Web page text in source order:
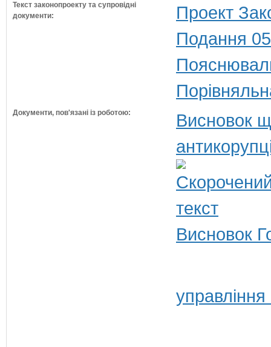
Текст законопроекту та супровідні
документи:
Проект
Подання
Документи, пов'язані із роботою:
Висновок
Висновок